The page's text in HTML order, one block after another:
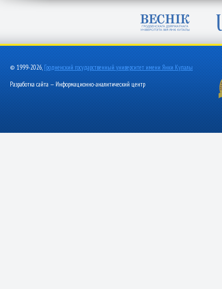
© 1999-2026, Гродненский государственный университет имени Янки Купалы
Разработка сайта — Информационно-аналитический центр